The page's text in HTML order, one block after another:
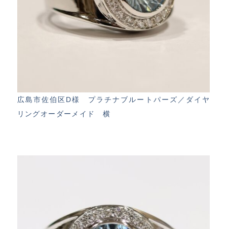
広島市佐伯区D様 プラチナブルートパーズ／ダイヤ
リングオーダーメイド 横